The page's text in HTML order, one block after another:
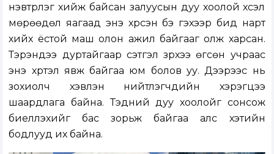
нэвтрүүлэг хийж байсан залуусын дуу хоолой хүсэл
мөрөөдөл яагаад энэ хүрсэн бэ гэхээр бид нарт
хийх ёстой маш олон ажил байгааг олж харсан.
Тэрэндээ дуртайгаар сэтгэл зүрхээ өгсөн учраас
энэ хүртэл явж байгаа юм болов уу. Дээрээс нь
зохиолч хэвлэн нийтлэгчдийн хэрэгцээ
шаардлага байна. Тэдний дуу хоолойг сонсож
биелүүлэхийг бас зорьж байгаа алс хэтийн
бодлууд их байна.